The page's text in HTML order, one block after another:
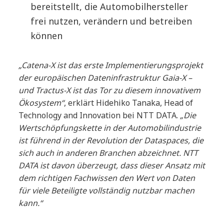
bereitstellt, die Automobilhersteller
frei nutzen, verändern und betreiben
können
„Catena-X ist das erste Implementierungsprojekt
der europäischen Dateninfrastruktur Gaia-X –
und Tractus-X ist das Tor zu diesem innovativem
Ökosystem“, erklärt Hidehiko Tanaka, Head of
Technology and Innovation bei NTT DATA. „Die
Wertschöpfungskette in der Automobilindustrie
ist führend in der Revolution der Dataspaces, die
sich auch in anderen Branchen abzeichnet. NTT
DATA ist davon überzeugt, dass dieser Ansatz mit
dem richtigen Fachwissen den Wert von Daten
für viele Beteiligte vollständig nutzbar machen
kann.“